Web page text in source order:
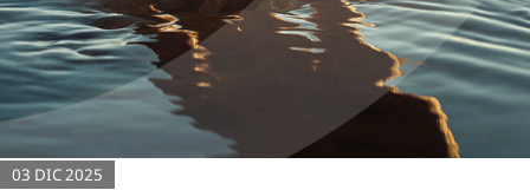
03 DIC 2025